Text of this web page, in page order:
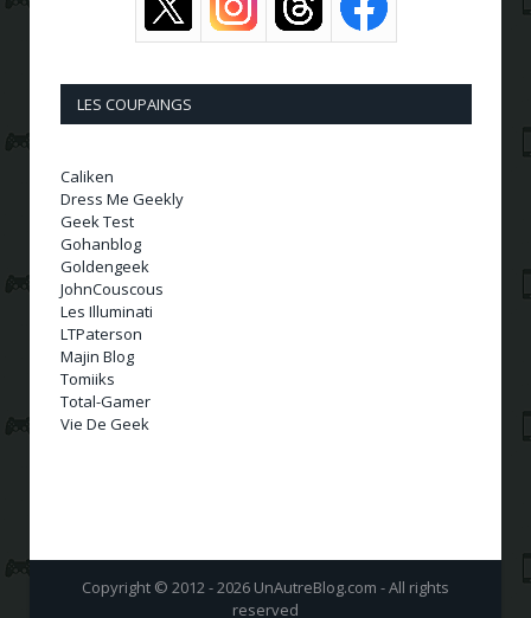
LES COUPAINGS
Caliken
Dress Me Geekly
Geek Test
Gohanblog
Goldengeek
JohnCouscous
Les Illuminati
LTPaterson
Majin Blog
Tomiiks
Total-Gamer
Vie De Geek
Copyright © 2012 - 2026 UnAutreBlog.com - All rights
reserved